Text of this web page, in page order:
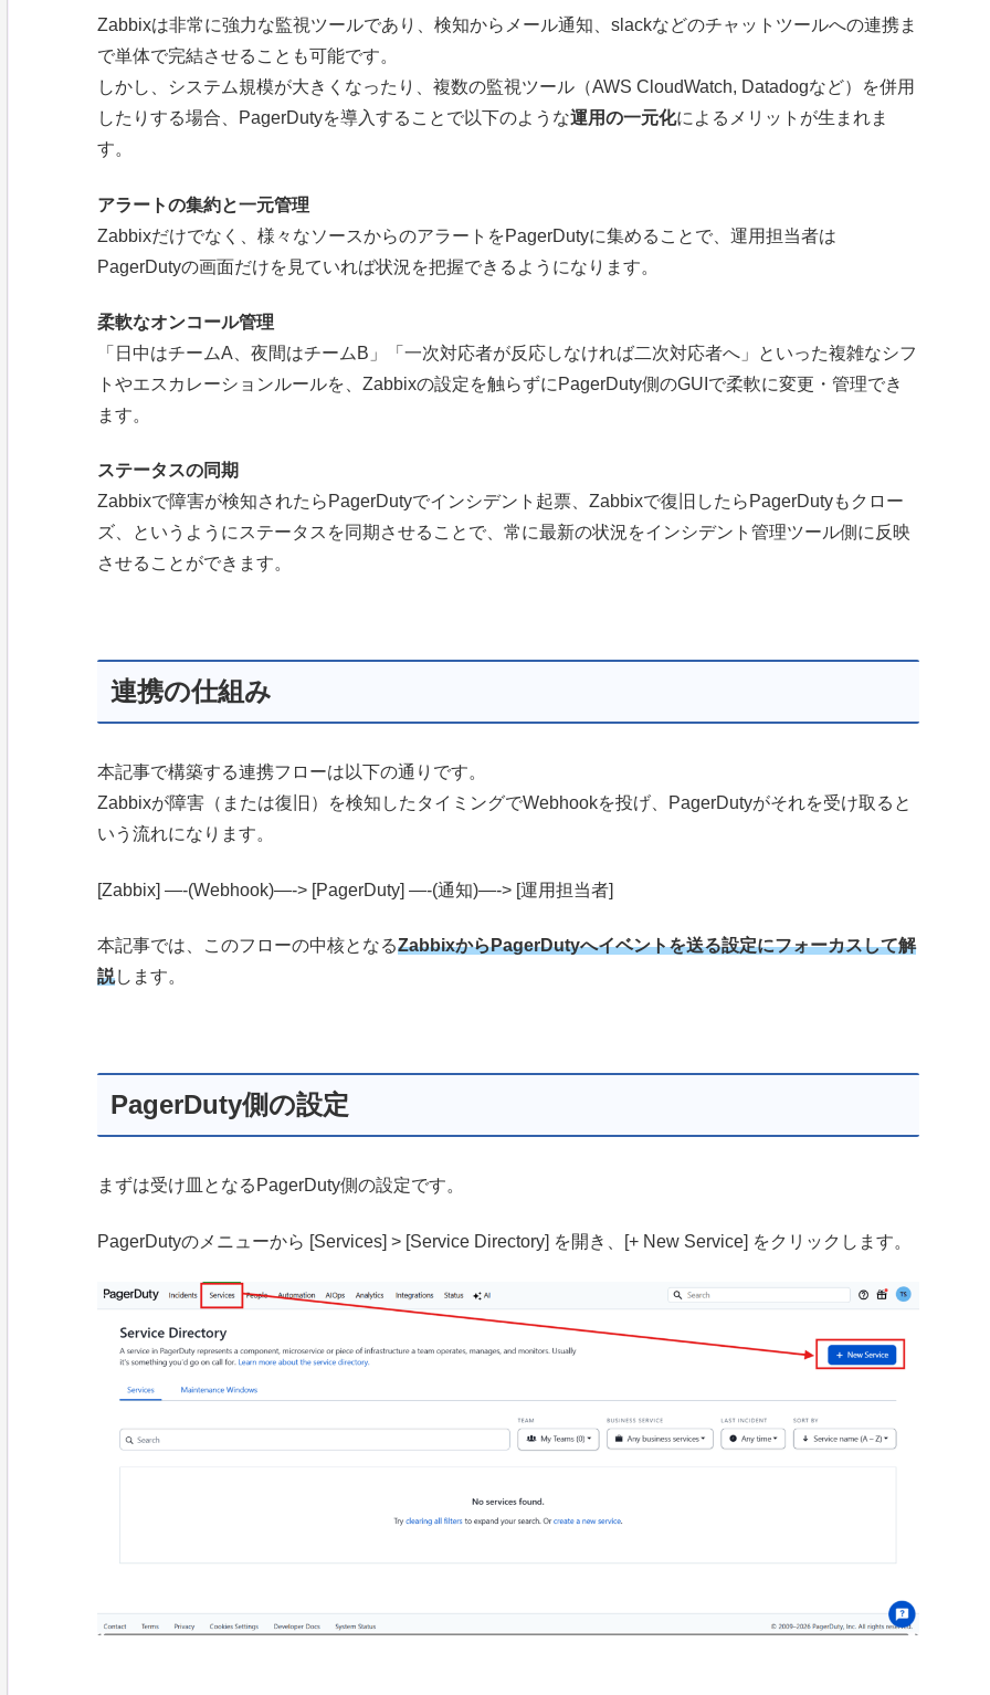
Zabbixは非常に強力な監視ツールであり、検知からメール通知、slackなどのチャットツールへの連携ま
で単体で完結させることも可能です。
しかし、システム規模が大きくなったり、複数の監視ツール（AWS CloudWatch, Datadogなど）を併用
したりする場合、PagerDutyを導入することで以下のような運用の一元化によるメリットが生まれま
す。
アラートの集約と一元管理
Zabbixだけでなく、様々なソースからのアラートをPagerDutyに集めることで、運用担当者は
PagerDutyの画面だけを見ていれば状況を把握できるようになります。
柔軟なオンコール管理
「日中はチームA、夜間はチームB」「一次対応者が反応しなければ二次対応者へ」といった複雑なシフ
トやエスカレーションルールを、Zabbixの設定を触らずにPagerDuty側のGUIで柔軟に変更・管理でき
ます。
ステータスの同期
Zabbixで障害が検知されたらPagerDutyでインシデント起票、Zabbixで復旧したらPagerDutyもクロー
ズ、というようにステータスを同期させることで、常に最新の状況をインシデント管理ツール側に反映
させることができます。
連携の仕組み
本記事で構築する連携フローは以下の通りです。
Zabbixが障害（または復旧）を検知したタイミングでWebhookを投げ、PagerDutyがそれを受け取ると
いう流れになります。
[Zabbix] —-(Webhook)—-> [PagerDuty] —-(通知)—-> [運用担当者]
本記事では、このフローの中核となるZabbixからPagerDutyへイベントを送る設定にフォーカスして解
説します。
PagerDuty側の設定
まずは受け皿となるPagerDuty側の設定です。
PagerDutyのメニューから [Services] > [Service Directory] を開き、[+ New Service] をクリックします。